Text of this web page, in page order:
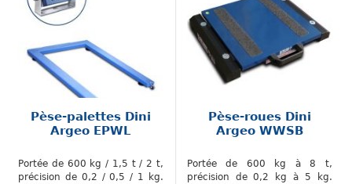
Pèse-palettes Dini
Argeo EPWL
Portée de 600 kg / 1,5 t / 2 t,
précision de 0,2 / 0,5 / 1 kg.
Pèse-roues Dini
Argeo WWSB
Portée de 600 kg à 8 t,
précision de 0,2 kg à 5 kg.